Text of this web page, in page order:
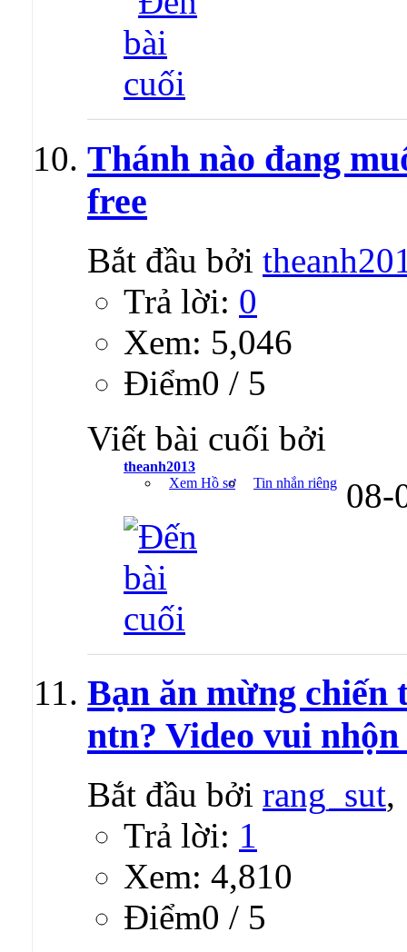
Thánh nào đang
free
Bắt đầu bởi
Trả lời: 0
Xem: 5,046
Ðiểm0 / 5
Viết bài cuối bởi
theanh2013
Xem Hồ sơ
Tin nhắn riêng 08-
Bạn ăn mừng chiến
ntn? Video vui
Bắt đầu bởi rang_sut,
Trả lời: 1
Xem: 4,810
Ðiểm0 / 5